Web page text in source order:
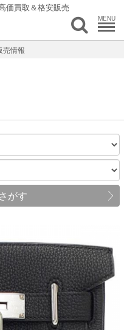
価買取＆格安販売
MENU
売情報
がす